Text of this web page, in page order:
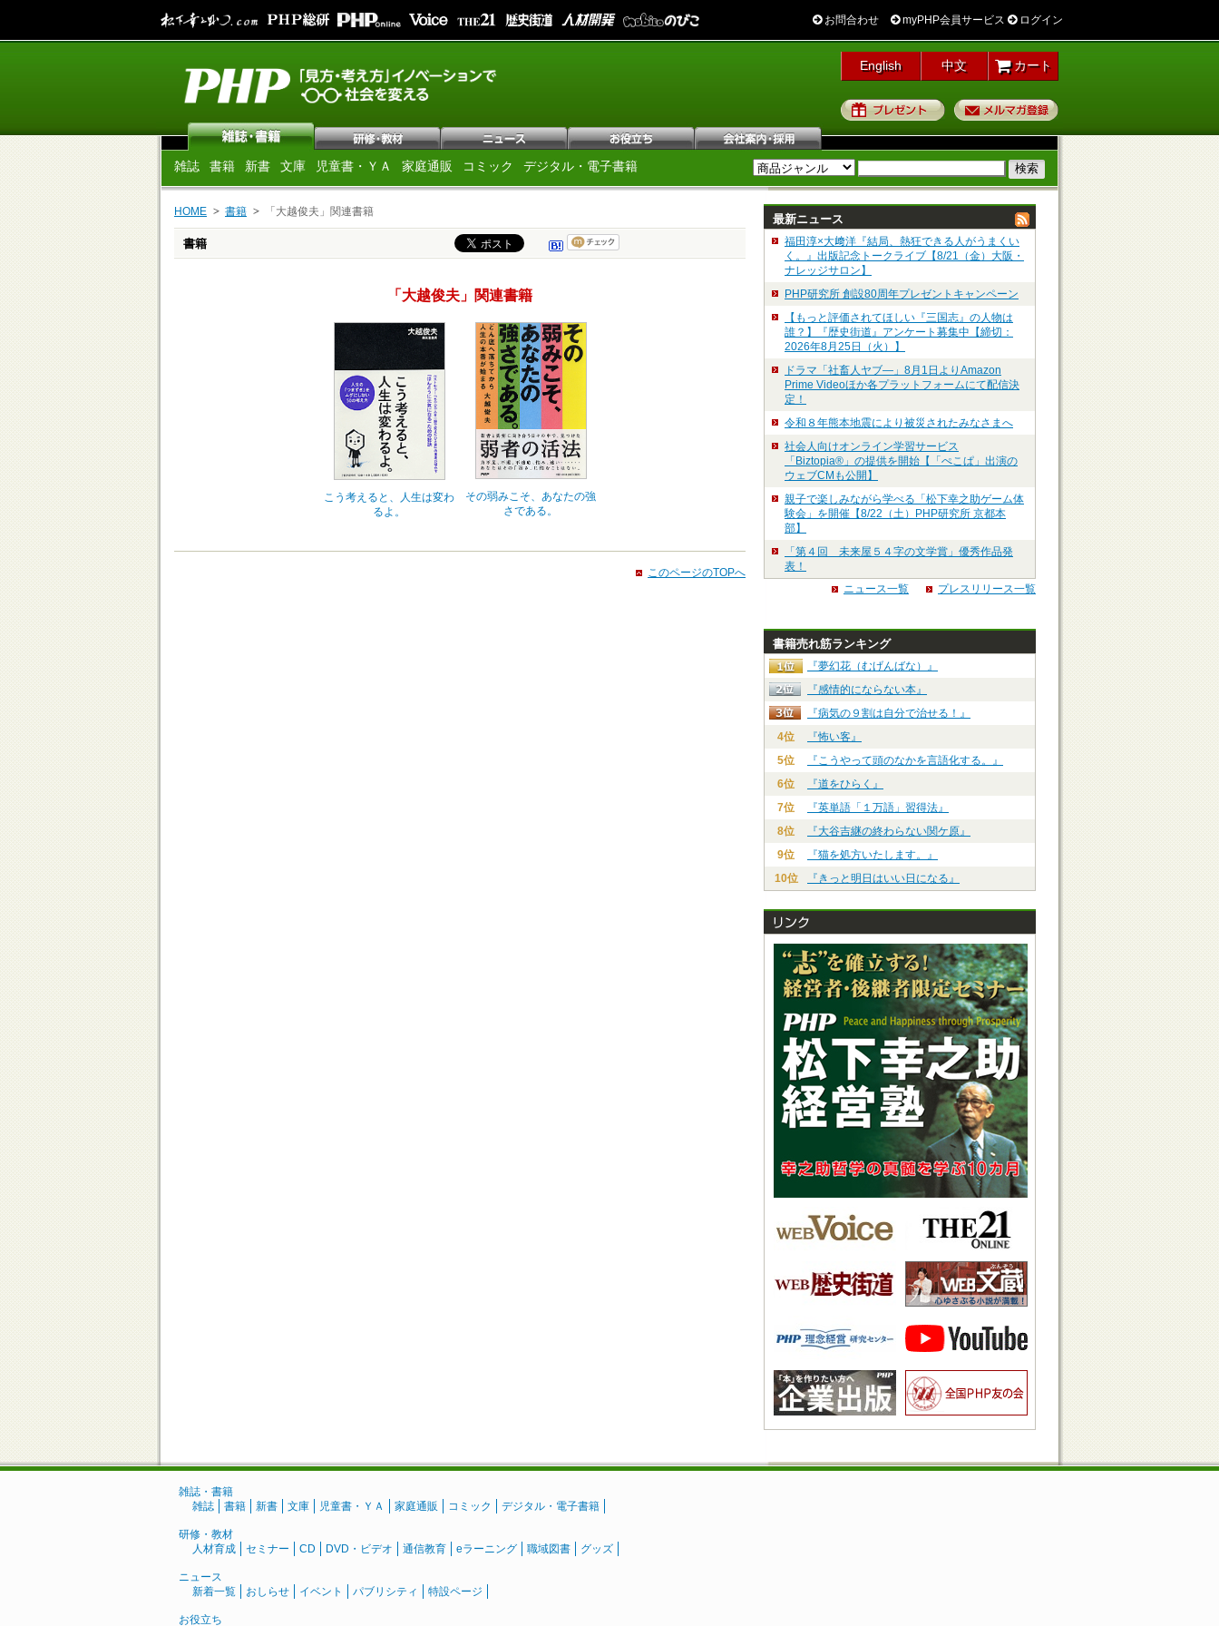
お問合わせ myPHP会員サービス ログイン
English 中文 カート
プレゼント
雑誌 書籍 新書 文庫 児童書・ＹＡ 家庭通販 コミック デジタル・電子書籍
HOME 書籍 「大越俊夫」関連書籍
書籍
「大越俊夫」関連書籍
こう考えると、人生は変わ
るよ。
その弱みこそ、あなたの強
さである。
このページのTOPへ
最新ニュース
福田淳×大﨑洋『結局、熱狂できる人がうまくい
く。』出版記念トークライブ【8/21（金）大阪・
ナレッジサロン】
PHP研究所 創設80周年プレゼントキャンペーン
【もっと評価されてほしい『三国志』の人物は
誰？】『歴史街道』アンケート募集中【締切：
2026年8月25日（火）】
ドラマ「社畜人ヤブ―」8月1日よりAmazon
Prime Videoほか各プラットフォームにて配信決
定！
令和８年熊本地震により被災されたみなさまへ
社会人向けオンライン学習サービス
「Biztopia®」の提供を開始【「ぺこぱ」出演の
ウェブCMも公開】
親子で楽しみながら学べる「松下幸之助ゲーム体
験会」を開催【8/22（土）PHP研究所 京都本
部】
「第４回 未来屋５４字の文学賞」優秀作品発
表！
ニュース一覧
プレスリリース一覧
書籍売れ筋ランキング
『夢幻花（むげんばな）』
『感情的にならない本』
『病気の９割は自分で治せる！』
4位
『怖い客』
5位
『こうやって頭のなかを言語化する。』
6位
『道をひらく』
7位
『英単語「１万語」習得法』
8位
『大谷吉継の終わらない関ケ原』
9位
『猫を処方いたします。』
10位
『きっと明日はいい日になる』
雑誌・書籍
雑誌
書籍 新書 文庫 児童書・ＹＡ 家庭通販 コミック デジタル・電子書籍
研修・教材
人材育成
セミナー CD DVD・ビデオ 通信教育 eラーニング 職域図書 グッズ
ニュース
新着一覧
おしらせ イベント パブリシティ 特設ページ
お役立ち